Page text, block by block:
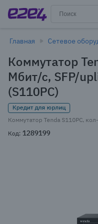
Главная Сетевое
Коммутатор
Мбит/с, SFP/
(S110PC)
Кредит для юрлиц
Код: 1289199